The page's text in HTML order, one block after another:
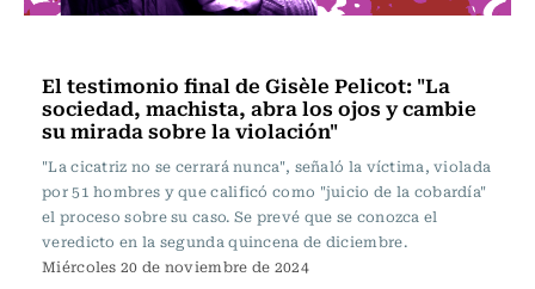
El testimonio final de Gisèle Pelicot: "La
sociedad, machista, abra los ojos y cambie
su mirada sobre la violación"
"La cicatriz no se cerrará nunca", señaló la víctima, violada
por 51 hombres y que calificó como "juicio de la cobardía"
el proceso sobre su caso. Se prevé que se conozca el
veredicto en la segunda quincena de diciembre.
Miércoles 20 de noviembre de 2024